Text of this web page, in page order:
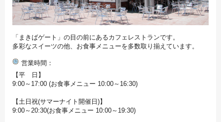
「まきばゲート」の目の前にあるカフェレストランです。
多彩なスイーツの他、お食事メニューを多数取り揃えています。
営業時間
【平 日】
9:00～17:00 (お食事メニュー 10:00～16:30)
【土日祝(サマーナイト開催日)】
9:00～20:30(お食事メニュー 10:00～19:30)